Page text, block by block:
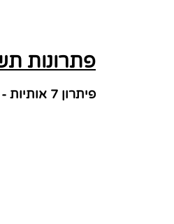
פתרונות
פיתרון 7 אותיות - עיט צבוע